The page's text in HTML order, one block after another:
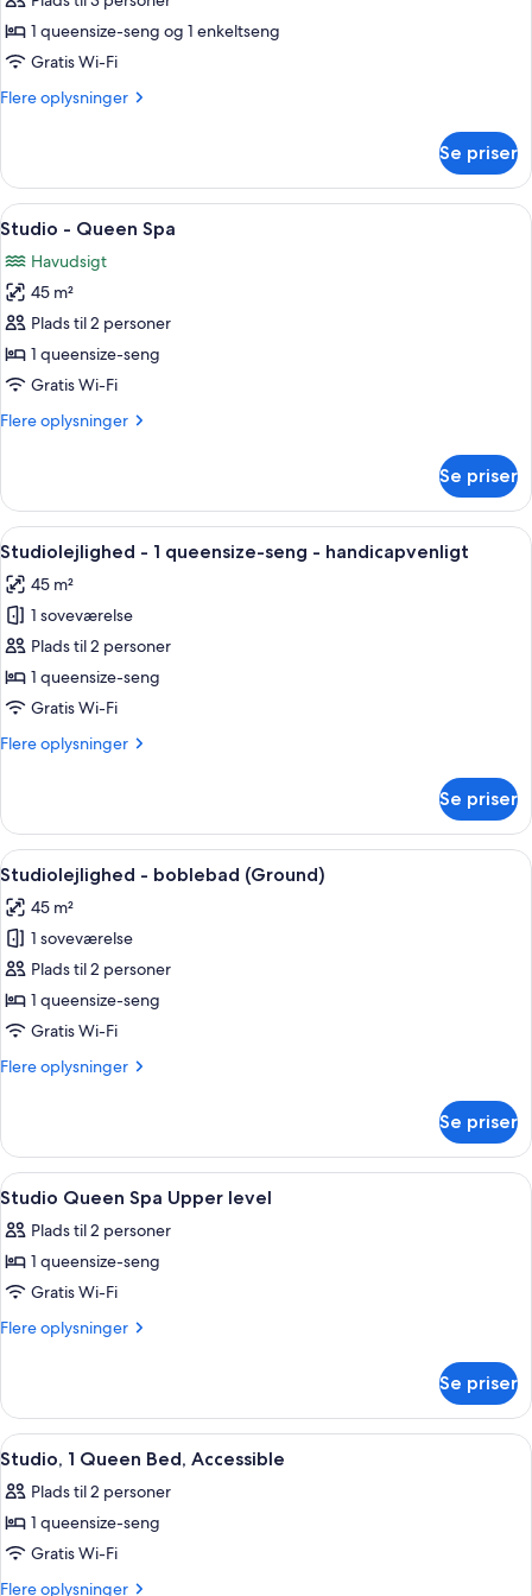
-
Queen
Single
1 queensize-seng og 1 enkeltseng
Gratis Wi-Fi
Flere oplysninger
Flere
-
Queen
plus
Se priser
Indlæs
alle
billeder
af
Studio
-
Queen
Udsigt over kysten med en
6
Studio - Queen Spa
Havudsigt
45 m²
Plads til 2 personer
1 queensize-seng
Gratis Wi-Fi
Flere oplysninger
Flere
-
Queen
Spa
Se priser
Indlæs
alle
billeder
af
Studiolejlighed
-
1
seng
Et hotelværelse med en stor seng,
6
Studiolejlighed - 1 queensize-seng - handicapvenligt
45 m²
1 soveværelse
Plads til 2 personer
1 queensize-seng
Gratis Wi-Fi
Flere oplysninger
Flere
-
queensize-
handicapvenligt
Se priser
Indlæs
alle
billeder
af
Studiolejlighed
-
boblebad
Et hotelværelse med en stor seng,
4
Studiolejlighed - boblebad (Ground)
45 m²
1 soveværelse
Plads til 2 personer
1 queensize-seng
Gratis Wi-Fi
Flere oplysninger
Flere
-
boblebad
(Ground)
Se priser
Indlæs
alle
billeder
af
Studio
Queen
level
Et hotelværelse med en stor seng,
5
Studio Queen Spa Upper level
Plads til 2 personer
1 queensize-seng
Gratis Wi-Fi
Flere oplysninger
Flere
Queen
Spa
Upper
Se priser
Indlæs
alle
billeder
af
Studio,
1
Et hotelværelse med en stor seng, et
7
Studio, 1 Queen Bed, Accessible
Plads til 2 personer
1 queensize-seng
Gratis Wi-Fi
Flere oplysninger
Flere